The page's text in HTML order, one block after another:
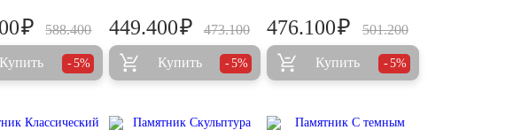
588.400
₽
Купить 5%
473.100
449.400₽
Купить 5%
501.200
476.100₽
Купить 5%